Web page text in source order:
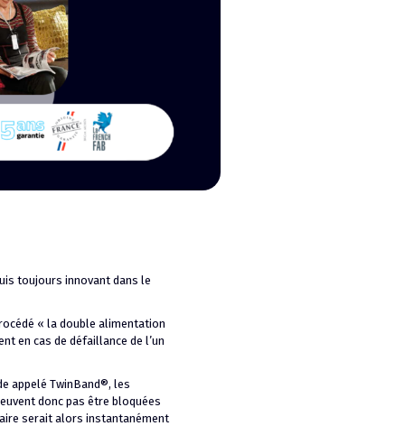
toujours innovant dans le
« la double alimentation
en cas de défaillance de l’un
appelé TwinBand®, les
donc pas être bloquées
serait alors instantanément